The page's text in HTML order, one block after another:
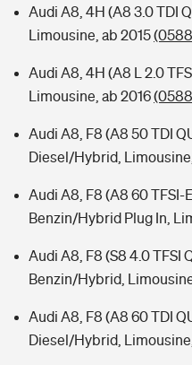
Audi A8, 4H (A8 3.0 TDI
Limousine, ab 2015
Audi A8, 4H (A8 L 2.0
Limousine, ab 2016
Audi A8, F8 (A8 50 TDI
Diesel/Hybrid,
Audi A8, F8 (A8 60 TFSI-
Benzin/Hybrid Plug In,
Audi A8, F8 (S8 4.0 TFSI
Benzin/Hybrid,
Audi A8, F8 (A8 60 TDI
Diesel/Hybrid,